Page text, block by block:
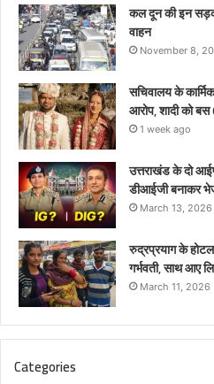
कल दून की इन
वाहन
November 8,
सचिवालय के
आरोप, शादी को
1 week ago
उत्तराखंड के दो
डीआईजी बनाकर
March 13, 2026
रुद्रप्रयाग के
गर्भवती, साथ आए
March 11, 2026
Categories